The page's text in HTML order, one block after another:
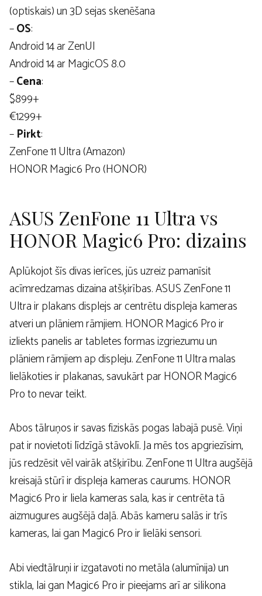
(optiskais) un 3D sejas skenēšana
–OS:
Android 14 ar ZenUI
Android 14 ar MagicOS 8.0
–Cena:
$899+
€1299+
–Pirkt:
ZenFone 11 Ultra (Amazon)
HONOR Magic6 Pro (HONOR)
ASUS ZenFone 11 Ultra vs
HONOR Magic6 Pro: dizains
Aplūkojot šīs divas ierīces, jūs uzreiz pamanīsit
acīmredzamas dizaina atšķirības. ASUS ZenFone 11
Ultra ir plakans displejs ar centrētu displeja kameras
atveri un plāniem rāmjiem. HONOR Magic6 Pro ir
izliekts panelis ar tabletes formas izgriezumu un
plāniem rāmjiem ap displeju. ZenFone 11 Ultra malas
lielākoties ir plakanas, savukārt par HONOR Magic6
Pro to nevar teikt.
Abos tālruņos ir savas fiziskās pogas labajā pusē. Viņi
pat ir novietoti līdzīgā stāvoklī. Ja mēs tos apgriezīsim,
jūs redzēsit vēl vairāk atšķirību. ZenFone 11 Ultra augšējā
kreisajā stūrī ir displeja kameras caurums. HONOR
Magic6 Pro ir liela kameras sala, kas ir centrēta tā
aizmugures augšējā daļā. Abās kameru salās ir trīs
kameras, lai gan Magic6 Pro ir lielāki sensori.
Abi viedtālruņi ir izgatavoti no metāla (alumīnija) un
stikla, lai gan Magic6 Pro ir pieejams arī ar silikona